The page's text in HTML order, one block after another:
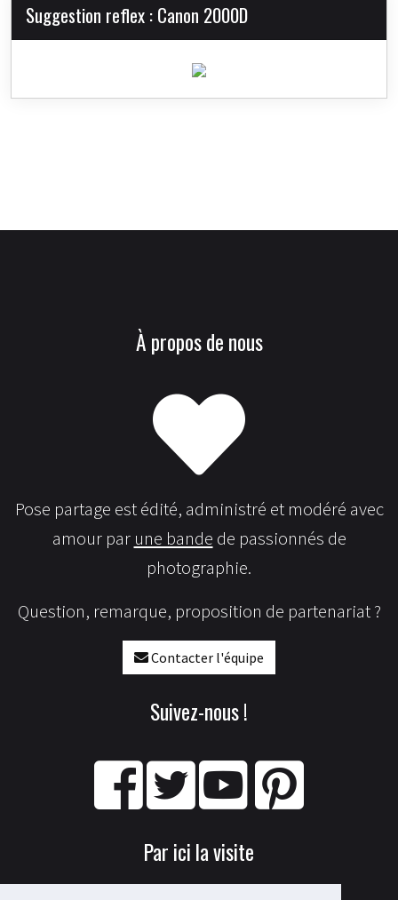
Suggestion reflex : Canon 2000D
À propos de nous
Pose partage est édité, administré et modéré avec
amour par une bande de passionnés de
photographie.
Question, remarque, proposition de partenariat ?
Contacter l'équipe
Suivez-nous !
Par ici la visite